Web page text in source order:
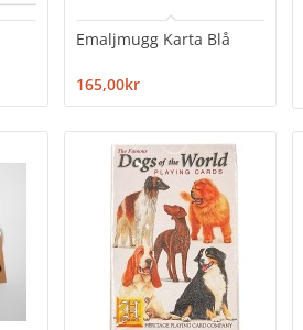
Emaljmugg Karta Blå
165,00kr